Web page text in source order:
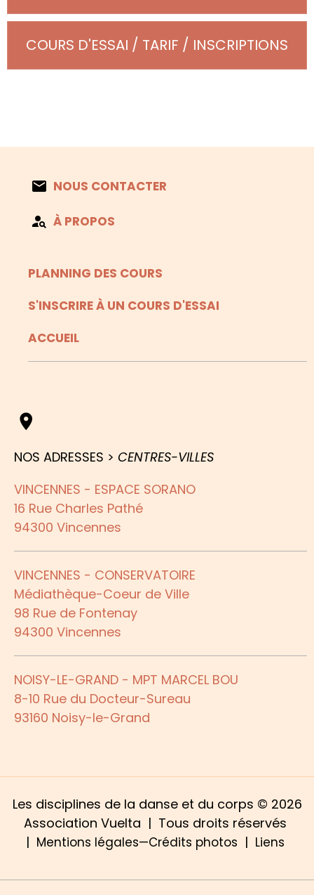
COURS D'ESSAI / TARIF / INSCRIPTIONS
NOUS CONTACTER
À PROPOS
PLANNING DES COURS
S'INSCRIRE À UN COURS D'ESSAI
ACCUEIL
NOS ADRESSES > CENTRES-VILLES
VINCENNES - ESPACE SORANO
16 Rue Charles Pathé
94300 Vincennes
VINCENNES - CONSERVATOIRE
Médiathèque-Coeur de Ville
98 Rue de Fontenay
94300 Vincennes
NOISY-LE-GRAND - MPT MARCEL BOU
8-10 Rue du Docteur-Sureau
93160 Noisy-le-Grand
Les disciplines de la danse et du corps © 2026
Association Vuelta | Tous droits réservés
| Mentions légales—Crédits photos | Liens